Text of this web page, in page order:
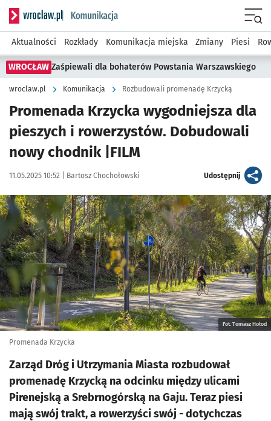
Serwis informacyjny wroclaw.pl podserwis: Komunikacja
Aktualności Rozkłady Komunikacja miejska Zmiany Piesi
WROCŁAW Zaśpiewali dla bohaterów Powstania Warszawskiego
wroclaw.pl Komunikacja Rozbudowali promenadę Krzycką
Promenada Krzycka wygodniejsza dla
pieszych i rowerzystów. Dobudowali
nowy chodnik |FILM
Data publikacji:
11.05.2025 10:52 | Autor:
Bartosz Chochołowski Udostępnijartykuł
Kliknij, aby powiększyć
Fot. Tomasz Hołod
Promenada Krzycka
Zarząd Dróg i Utrzymania Miasta rozbudował
promenadę Krzycką na odcinku między ulicami
Pirenejską a Srebrnogórską na Gaju. Teraz piesi
mają swój trakt, a rowerzyści swój - dotychczas